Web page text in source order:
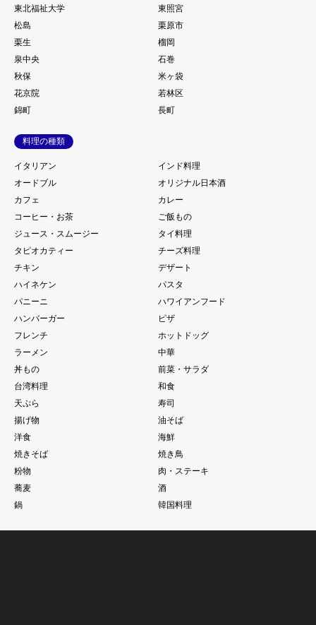
東北福祉大学
東照宮
松島
栗原市
栗生
榴岡
泉中央
石巻
秋保
米ヶ袋
花京院
若林区
錦町
長町
料理の種類
イタリアン
インド料理
オードブル
オリジナル日本酒
カフェ
カレー
コーヒー・お茶
ご飯もの
ジュース・スムージー
タイ料理
タピオカティー
チーズ料理
チキン
デザート
ハイネケン
パスタ
パニーニ
ハワイアンフード
ハンバーガー
ピザ
フレンチ
ホットドッグ
ラーメン
中華
丼もの
前菜・サラダ
台湾料理
和食
天ぷら
寿司
揚げ物
油そば
洋食
海鮮
焼きそば
焼き鳥
粉物
肉・ステーキ
蕎麦
酒
鍋
韓国料理